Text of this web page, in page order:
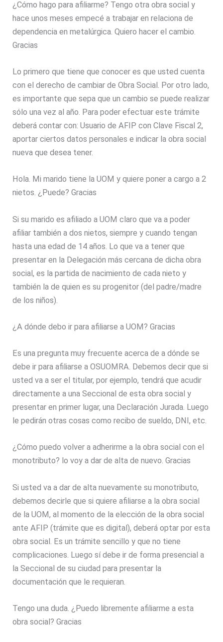
¿Cómo hago para afiliarme? Tengo otra obra social y
hace unos meses empecé a trabajar en relaciona de
dependencia en metalúrgica. Quiero hacer el cambio.
Gracias
Lo primero que tiene que conocer es que usted cuenta
con el derecho de cambiar de Obra Social. Por otro lado,
es importante que sepa que un cambio se puede realizar
sólo una vez al año. Para poder efectuar este trámite
deberá contar con: Usuario de AFIP con Clave Fiscal 2,
aportar ciertos datos personales e indicar la obra social
nueva que desea tener.
Hola. Mi marido tiene la UOM y quiere poner a cargo a 2
nietos. ¿Puede? Gracias
Si su marido es afiliado a UOM claro que va a poder
afiliar también a dos nietos, siempre y cuando tengan
hasta una edad de 14 años. Lo que va a tener que
presentar en la Delegación más cercana de dicha obra
social, es la partida de nacimiento de cada nieto y
también la de quien es su progenitor (del padre/madre
de los niños).
¿A dónde debo ir para afiliarse a UOM? Gracias
Es una pregunta muy frecuente acerca de a dónde se
debe ir para afiliarse a OSUOMRA. Debemos decir que si
usted va a ser el titular, por ejemplo, tendrá que acudir
directamente a una Seccional de esta obra social y
presentar en primer lugar, una Declaración Jurada. Luego
le pedirán otras cosas como recibo de sueldo, DNI, etc.
¿Cómo puedo volver a adherirme a la obra social con el
monotributo? lo voy a dar de alta de nuevo. Gracias
Si usted va a dar de alta nuevamente su monotributo,
debemos decirle que si quiere afiliarse a la obra social
de la UOM, al momento de la elección de la obra social
ante AFIP (trámite que es digital), deberá optar por esta
obra social. Es un trámite sencillo y que no tiene
complicaciones. Luego sí debe ir de forma presencial a
la Seccional de su ciudad para presentar la
documentación que le requieran.
Tengo una duda. ¿Puedo libremente afiliarme a esta
obra social? Gracias